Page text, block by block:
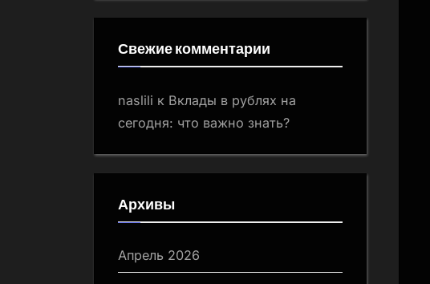
Свежие комментарии
naslili к Вклады в рублях на
сегодня: что важно знать?
Архивы
Апрель 2026